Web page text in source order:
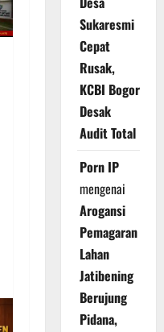
Sukaresmi
Cepat
Rusak,
KCBI Bogor
Desak
Audit Total
Porn IP
mengenai
Arogansi
Pemagaran
Lahan
Jatibening
Berujung
Pidana,